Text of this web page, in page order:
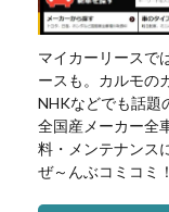
マイカーリースで
ースも。カルモの
NHKなどでも話題
全国産メーカー全
料・メンテナンス
ぜ～んぶコミコミ！